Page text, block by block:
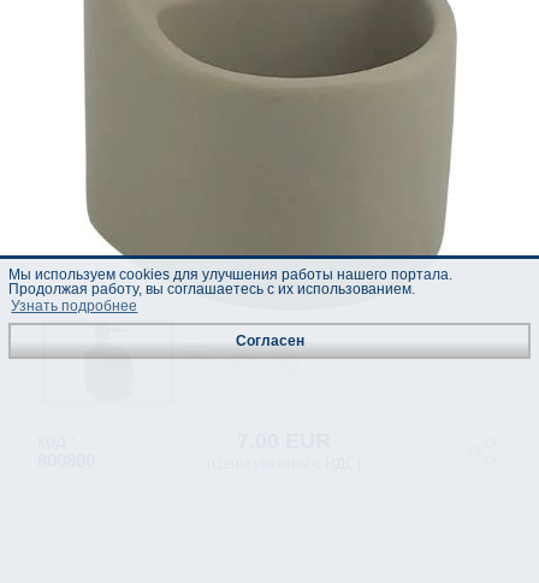
Мы используем cookies для улучшения работы нашего портала.
Продолжая работу, вы соглашаетесь с их использованием.
Узнать подробнее
Согласен